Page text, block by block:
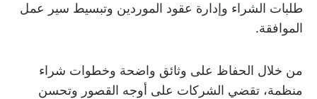
طلبات الشراء وإدارة عقود الموردين وتبسيط سير عمل
الموافقة.
من خلال الحفاظ على وثائق واضحة وخطوات شراء
منظمة، تقضي الشركات على أوجه القصور وتحسن